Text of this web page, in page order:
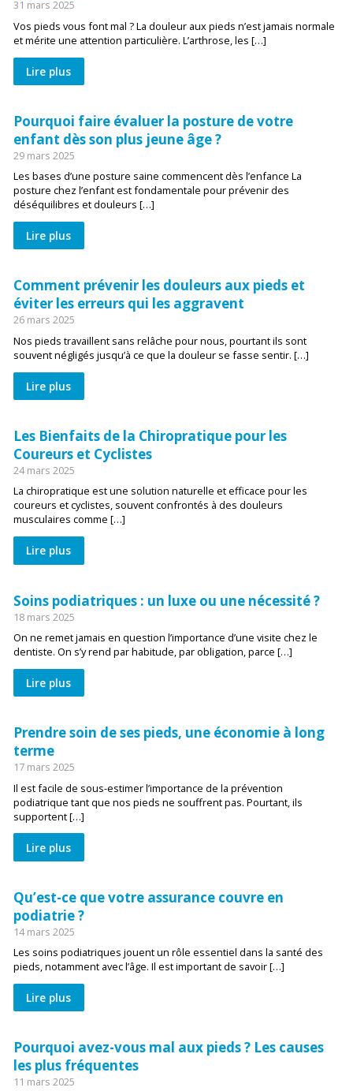
31 mars 2025
Vos pieds vous font mal ? La douleur aux pieds n’est jamais normale
et mérite une attention particulière. L’arthrose, les […]
Lire plus
Pourquoi faire évaluer la posture de votre
enfant dès son plus jeune âge ?
29 mars 2025
Les bases d’une posture saine commencent dès l’enfance La
posture chez l’enfant est fondamentale pour prévenir des
déséquilibres et douleurs […]
Lire plus
Comment prévenir les douleurs aux pieds et
éviter les erreurs qui les aggravent
26 mars 2025
Nos pieds travaillent sans relâche pour nous, pourtant ils sont
souvent négligés jusqu’à ce que la douleur se fasse sentir. […]
Lire plus
Les Bienfaits de la Chiropratique pour les
Coureurs et Cyclistes
24 mars 2025
La chiropratique est une solution naturelle et efficace pour les
coureurs et cyclistes, souvent confrontés à des douleurs
musculaires comme […]
Lire plus
Soins podiatriques : un luxe ou une nécessité ?
18 mars 2025
On ne remet jamais en question l’importance d’une visite chez le
dentiste. On s’y rend par habitude, par obligation, parce […]
Lire plus
Prendre soin de ses pieds, une économie à long
terme
17 mars 2025
Il est facile de sous-estimer l’importance de la prévention
podiatrique tant que nos pieds ne souffrent pas. Pourtant, ils
supportent […]
Lire plus
Qu’est-ce que votre assurance couvre en
podiatrie ?
14 mars 2025
Les soins podiatriques jouent un rôle essentiel dans la santé des
pieds, notamment avec l’âge. Il est important de savoir […]
Lire plus
Pourquoi avez-vous mal aux pieds ? Les causes
les plus fréquentes
11 mars 2025